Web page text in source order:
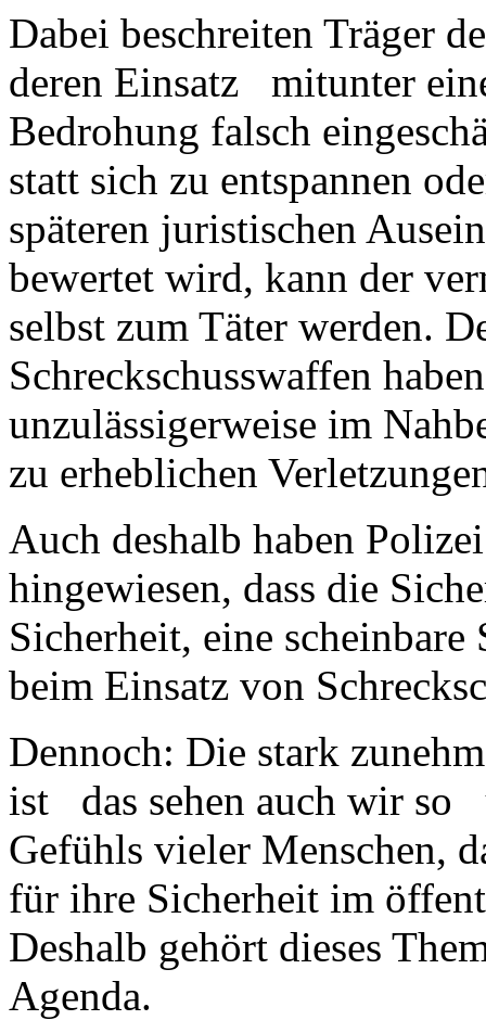
Dabei beschreiten Träger
deren Einsatz mitunter
Bedrohung falsch
statt sich zu entspannen
späteren juristischen
bewertet wird, kann der
selbst zum Täter werden.
Schreckschusswaffen
unzulässigerweise im
zu erheblichen
Auch deshalb haben
hingewiesen, dass die
Sicherheit, eine
beim Einsatz von
Dennoch: Die stark
ist das sehen auch wir so
Gefühls vieler Menschen,
für ihre Sicherheit im
Deshalb gehört dieses
Agenda.